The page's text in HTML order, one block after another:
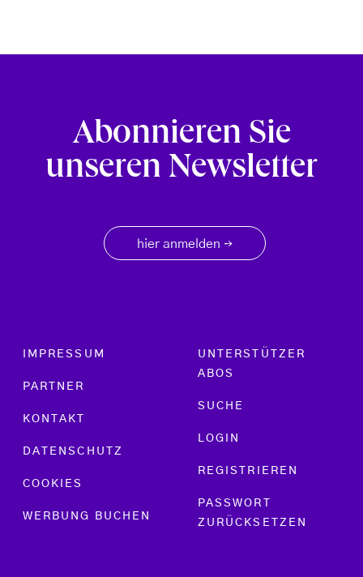
Abonnieren Sie
unseren Newsletter
hier anmelden →
Footer menu
IMPRESSUM
PARTNER
KONTAKT
DATENSCHUTZ
COOKIES
WERBUNG BUCHEN
UNTERSTÜTZER
ABOS
SUCHE
LOGIN
REGISTRIEREN
PASSWORT
ZURÜCKSETZEN